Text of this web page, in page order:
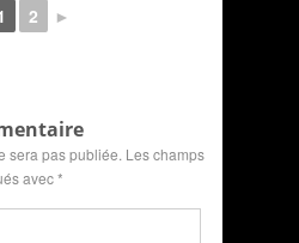
2 ►
sera pas publiée. Les champs
avec*